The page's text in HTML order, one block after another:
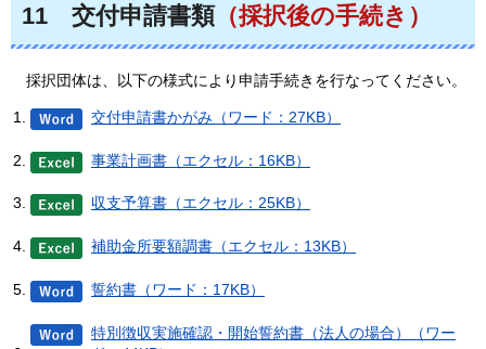
11 交付申請書類（採択後の手続き）
採択団体は 、以下の様式により申請手続きを行なってください。
交付申請書かがみ（ワード：27KB）
事業計画書（エクセル：16KB）
収支予算書（エクセル：25KB）
補助金所要額調書（エクセル：13KB）
誓約書（ワード：17KB）
特別徴収実施確認・開始誓約書（法人の場合）（ワー